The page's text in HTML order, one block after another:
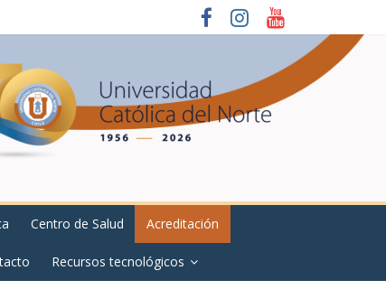
Centro de Salud Acreditación
Recursos tecnológicos